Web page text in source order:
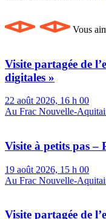
Vous
Visite partagée de
digitales »
22 août 2026, 16 h 00
Au Frac Nouvelle-
Visite à petits pas –
19 août 2026, 15 h 00
Au Frac Nouvelle-
Visite partagée de